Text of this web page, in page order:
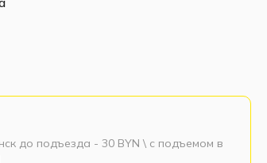
до подъезда - 30 BYN \ c подъемом в